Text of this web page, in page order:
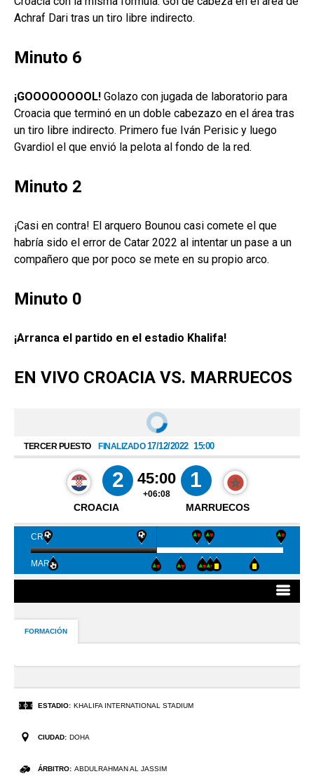
Achraf Dari tras un tiro libre indirecto.
Minuto 6
¡GOOOOOOOOL! Golazo con jugada de laboratorio para
Croacia que terminó en un doble cabezazo en el área tras
un tiro libre indirecto. Primero fue Iván Perisic y luego
Gvardiol el que envió la pelota al fondo de la red.
Minuto 2
¡Casi en contra! El arquero Bounou casi comete el que
habría sido el error de Catar 2022 al intentar un pase a un
compañero que por poco se mete en su propio arco.
Minuto 0
¡Arranca el partido en el estadio Khalifa!
EN VIVO CROACIA VS. MARRUECOS